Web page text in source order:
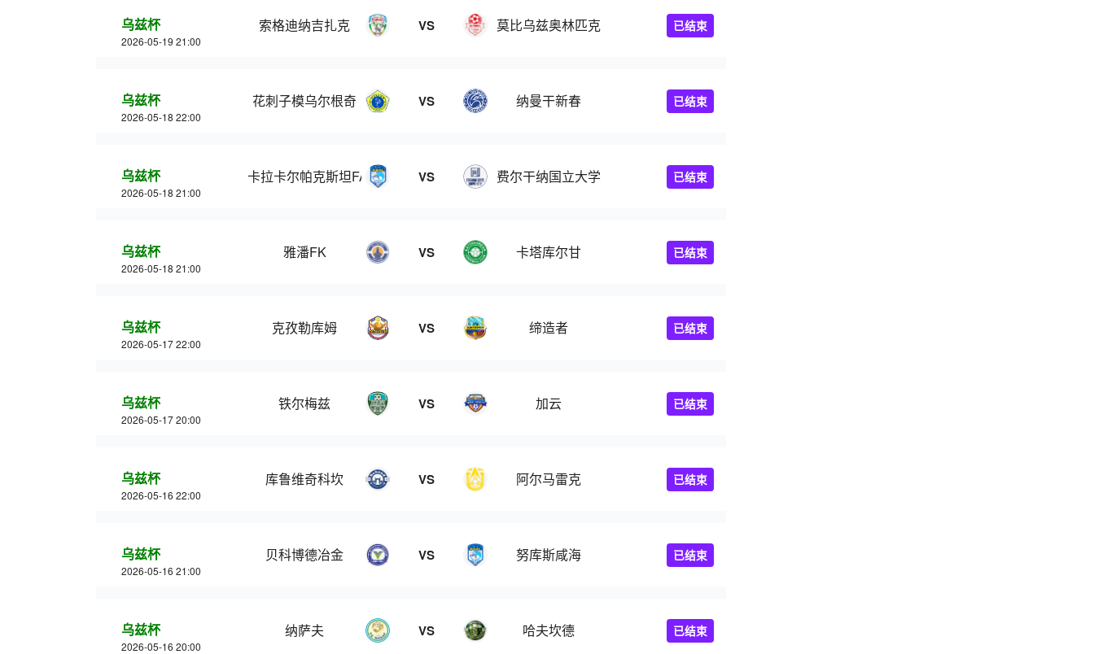
乌兹杯
2026-05-19 21:00
索格迪纳吉扎克 VS 莫比乌兹奥林匹克 已结束
乌兹杯
2026-05-18 22:00
花刺子模乌尔根奇 VS 纳曼干新春 已结束
乌兹杯
2026-05-18 21:00
卡拉卡尔帕克斯坦FA VS 费尔干纳国立大学 已结束
乌兹杯
2026-05-18 21:00
雅潘FK VS 卡塔库尔甘 已结束
乌兹杯
2026-05-17 22:00
克孜勒库姆 VS 缔造者 已结束
乌兹杯
2026-05-17 20:00
铁尔梅兹 VS 加云 已结束
乌兹杯
2026-05-16 22:00
库鲁维奇科坎 VS 阿尔马雷克 已结束
乌兹杯
2026-05-16 21:00
贝科博德冶金 VS 努库斯咸海 已结束
乌兹杯
2026-05-16 20:00
纳萨夫 VS 哈夫坎德 已结束